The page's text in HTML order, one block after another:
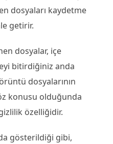
dosyaları kaydetme
getirir.
dosyalar, içe
bitirdiğiniz anda
dosyalarının
konusu olduğunda
özelliğidir.
gösterildiği gibi,